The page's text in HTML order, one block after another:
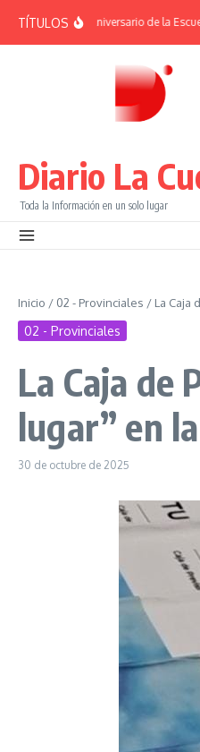
TÍTULOS
| 38° Aniversario de la Escuela
Diario La
Toda la Información en un solo lugar
Inicio / 02 - Provinciales / La Caja
02 - Provinciales
La Caja
lugar” en
30 de octubre de 2025